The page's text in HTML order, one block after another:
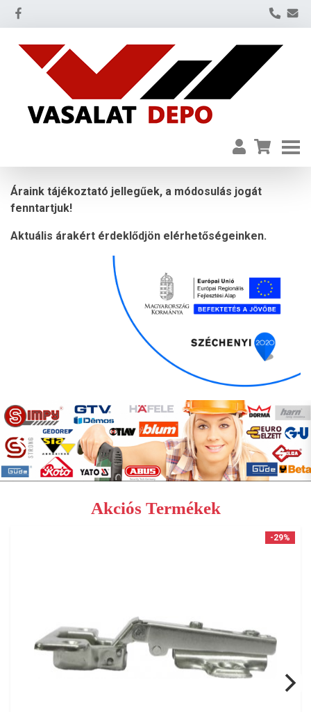
Áraink tájékoztató jellegűek, a módosulás jogát
fenntartjuk!
Aktuális árakért érdeklődjön elérhetőségeinken.
Akciós Termékek
-29%